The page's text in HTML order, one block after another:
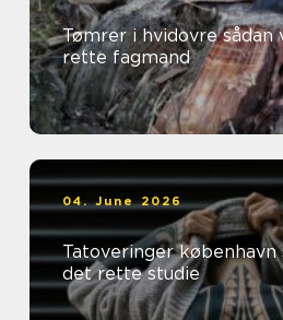
Tømrer i hvidovre sådan vælger du den
rette fagmand
04. June 2026
Tatoveringer københavn sådan finder du
det rette studie